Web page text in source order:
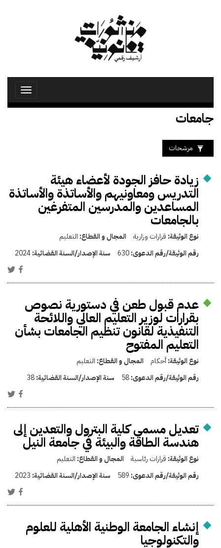
Toggle
جامعات
مرشحات
زيادة حافز الجودة لأعضاء هيئة
التدريس ومعاونيهم والأساتذة والأساتذة
المساعدين والمدرسين المتفرغين
بالجامعات
نوع الوثيقة: قرارات وزارية المجال و القطاع: التعليم
رقم الوثيقة/رقم الدعوى:630 سنة الإصدار/السنة القضائية:2024
عدم قبول طعن في دستورية نصوص
بقرارات لوزير التعليم العالي واللائحة
التنفيذية لقانون تنظيم الجامعات بشأن
التعليم المفتوح
نوع الوثيقة:أحكام المجال و القطاع: التعليم
رقم الوثيقة/رقم الدعوى:58 سنة الإصدار/السنة القضائية:38
تعديل مسمى كلية البترول والتعدين إلى
هندسة الطاقة والبيئة في جامعة النيل
نوع الوثيقة: قرارات رئاسية المجال و القطاع: التعليم
رقم الوثيقة/رقم الدعوى: 589 سنة الإصدار/السنة القضائية: 2023
إنشاء الجامعة الوطنية الأهلية للعلوم
والتكنولوجيا